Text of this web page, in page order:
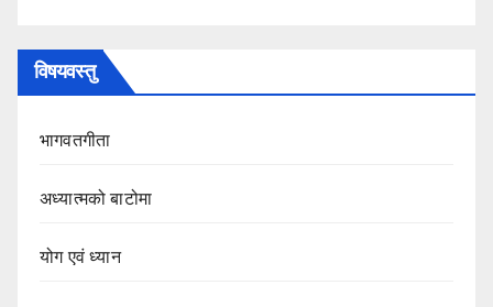
विषयवस्तु
भागवतगीता
अध्यात्मको बाटोमा
योग एवं ध्यान